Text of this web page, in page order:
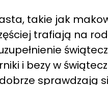
takie jak
trafiają na
i bezy w
sprawdzają